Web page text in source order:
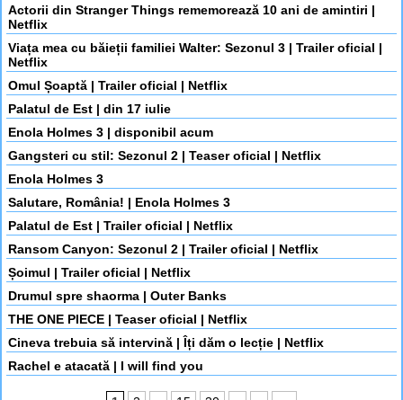
Actorii din Stranger Things rememorează 10 ani de amintiri |
Netflix
Viața mea cu băieții familiei Walter: Sezonul 3 | Trailer oficial |
Netflix
Omul Șoaptă | Trailer oficial | Netflix
Palatul de Est | din 17 iulie
Enola Holmes 3 | disponibil acum
Gangsteri cu stil: Sezonul 2 | Teaser oficial | Netflix
Enola Holmes 3
Salutare, România! | Enola Holmes 3
Palatul de Est | Trailer oficial | Netflix
Ransom Canyon: Sezonul 2 | Trailer oficial | Netflix
Șoimul | Trailer oficial | Netflix
Drumul spre shaorma | Outer Banks
THE ONE PIECE | Teaser oficial | Netflix
Cineva trebuia să intervină | Îți dăm o lecție | Netflix
Rachel e atacată | I will find you